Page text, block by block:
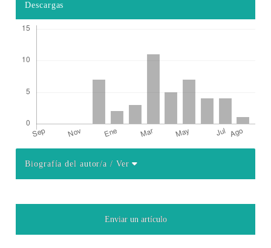
Descargas
Biografía del autor/a/ Ver
Enviar un artículo